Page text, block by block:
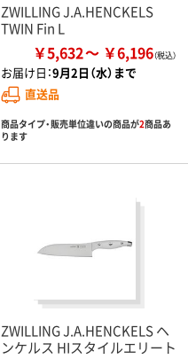
ZWILLING J.A.HENCKELS
TWIN Fin L
￥5,632 ￥6,196
お届け日：9月2日（水）まで
直送品
商品タイプ・販売単位違いの商品が2商品あ
ります
ZWILLING J.A.HENCKELS ヘ
ンケルス HIスタイルエリート